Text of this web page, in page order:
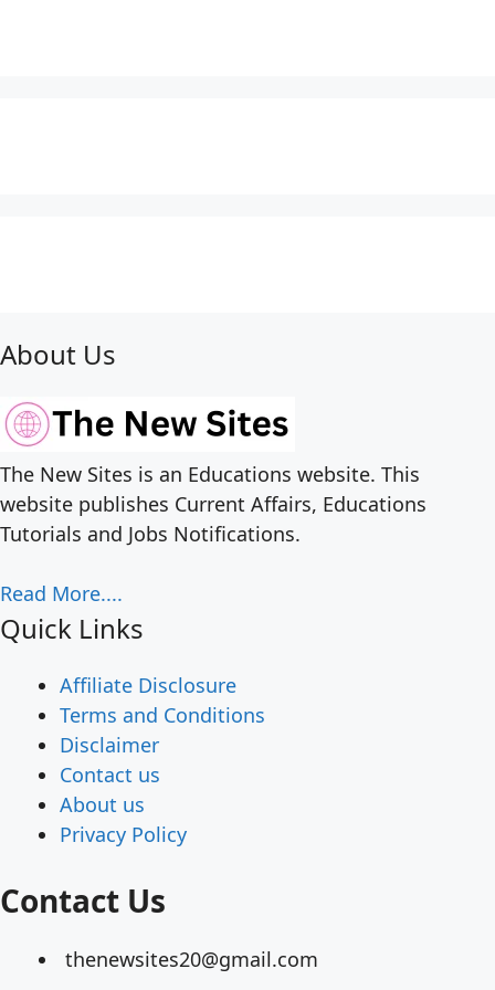
About Us
The New Sites is an Educations website. This
website publishes Current Affairs, Educations
Tutorials and Jobs Notifications.
Read More....
Quick Links
Affiliate Disclosure
Terms and Conditions
Disclaimer
Contact us
About us
Privacy Policy
Contact Us
thenewsites20@gmail.com